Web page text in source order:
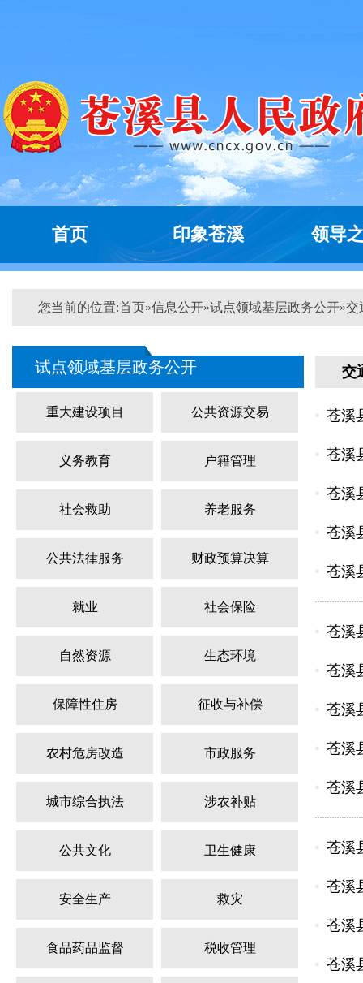
首页 印象苍溪 领导
您当前的位置:首页»信息公开»试点领域基层政务公开»交
试点领域基层政务公开
重大建设项目 公共资源交易
义务教育 户籍管理
社会救助 养老服务
公共法律服务 财政预算决算
就业 社会保险
自然资源 生态环境
保障性住房 征收与补偿
农村危房改造 市政服务
城市综合执法 涉农补贴
公共文化 卫生健康
安全生产 救灾
食品药品监督 税收管理
交
苍溪
苍溪
苍溪
苍溪
苍溪
苍溪
苍溪
苍溪
苍溪
苍溪
苍溪
苍溪
苍溪
苍溪